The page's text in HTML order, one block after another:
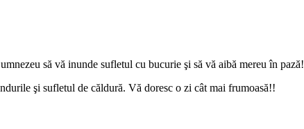
să vă inunde sufletul cu bucurie şi să vă aibă mereu în pază!
şi sufletul de căldură. Vă doresc o zi cât mai frumoasă!!